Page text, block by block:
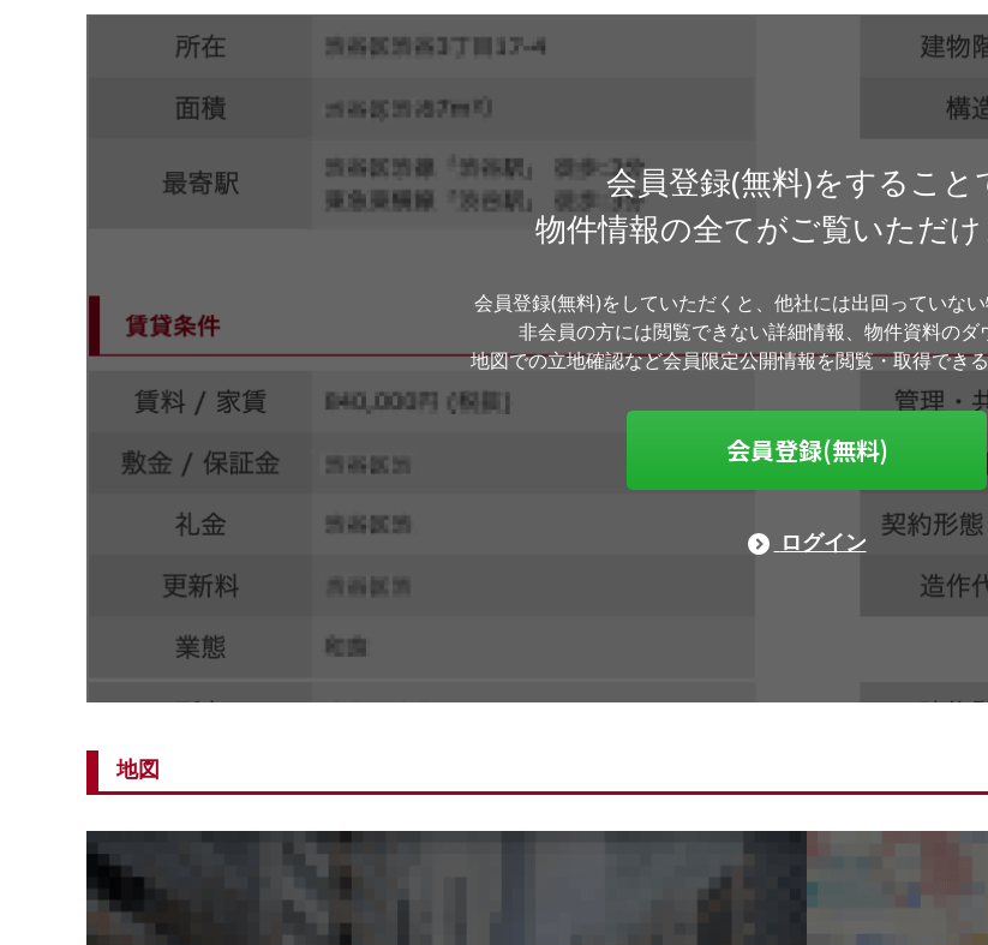
会員登録(無料)をすること
物件情報の全てがご覧いただけ
会員登録(無料)をしていただくと、他社には出回っていない
非会員の方には閲覧できない詳細情報、物件資料のダ
地図での立地確認など会員限定公開情報を閲覧・取得でき
会員登録(無料)
ログイン
地図